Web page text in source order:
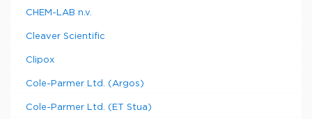
CHEM-LAB n.v.
Cleaver Scientific
Clipox
Cole-Parmer Ltd. (Argos)
Cole-Parmer Ltd. (ET Stua)